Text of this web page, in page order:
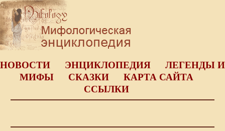
НОВОСТИ ЭНЦИКЛОПЕДИЯ
ЛЕГЕНДЫ И
МИФЫ
СКАЗКИ
КАРТА САЙТА
ССЫЛКИ